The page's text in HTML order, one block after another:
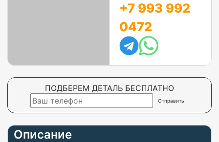
+7 993 992
0472
ПОДБЕРЕМ ДЕТАЛЬ БЕСПЛАТНО
Описание